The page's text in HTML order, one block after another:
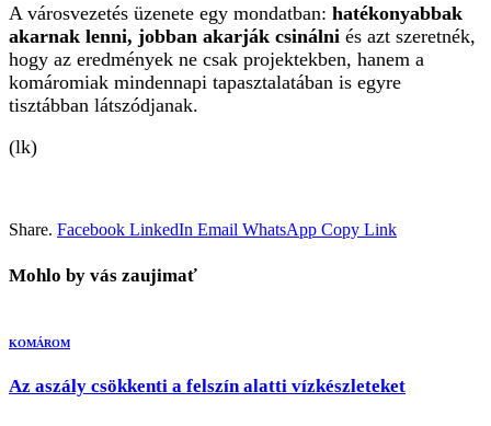
A városvezetés üzenete egy mondatban: hatékonyabbak
akarnak lenni, jobban akarják csinálni és azt szeretnék,
hogy az eredmények ne csak projektekben, hanem a
komáromiak mindennapi tapasztalatában is egyre
tisztábban látszódjanak.
(lk)
Share. Facebook LinkedIn Email WhatsApp Copy Link
Mohlo by vás zaujimať
KOMÁROM
Az aszály csökkenti a felszín alatti vízkészleteket